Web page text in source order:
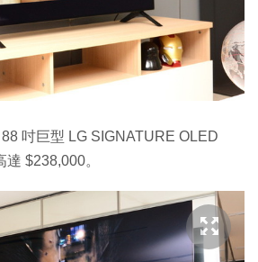
吋巨型 LG SIGNATURE OLED
$238,000。